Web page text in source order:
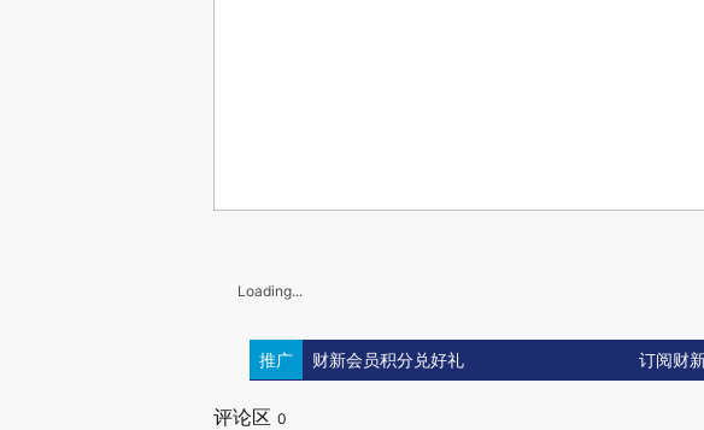
Loading...
推广 财新会员积分兑好礼 订阅财
评论区 0